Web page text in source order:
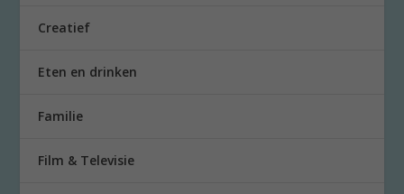
Creatief
Eten en drinken
Familie
Film & Televisie